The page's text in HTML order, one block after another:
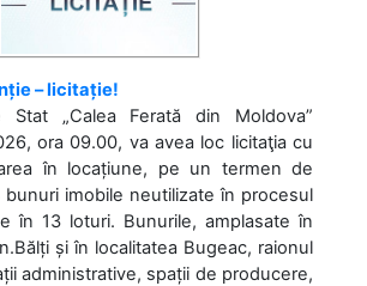
– licitație!
Stat „Calea Ferată din Moldova”
ora 09.00, va avea loc licitaţia cu
în locațiune, pe un termen de
bunuri imobile neutilizate în procesul
în 13 loturi. Bunurile, amplasate în
și în localitatea Bugeac, raionul
administrative, spații de producere,